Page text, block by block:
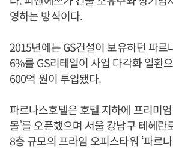
영하는 방식이다.
2015년에는 GS건설이 보유하던 파르
6%를 GS리테일이 사업 다각화 일환
600억 원이 투입됐다.
파르나스호텔은 호텔 지하에 프리미
몰’를 오픈했으며 서울 강남구 테헤란
8층 규모의 프라임 오피스타워 ‘파르